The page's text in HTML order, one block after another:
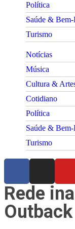
Política
Saúde & Bem-
Turismo
Notícias
Música
Cultura &
Cotidiano
Política
Saúde & Bem-
Turismo
Rede